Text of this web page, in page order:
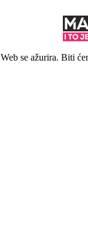
Web se ažurira. Biti